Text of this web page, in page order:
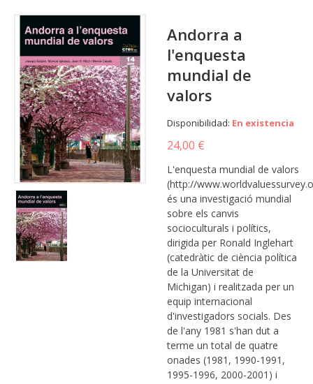
Andorra a
l'enquesta
mundial de
valors
Disponibilidad: En existencia
24,00 €
L'enquesta mundial de valors
(http://
és una investigació mundial
sobre els canvis
socioculturals i polítics,
dirigida per Ronald Inglehart
(catedràtic de ciència política
de la Universitat de
Michigan) i realitzada per un
equip internacional
d'investigadors socials. Des
de l'any 1981 s'han dut a
terme un total de quatre
onades (1981, 1990-1991,
1995-1996, 2000-2001) i